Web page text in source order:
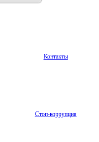
Контакты
Стоп-коррупция